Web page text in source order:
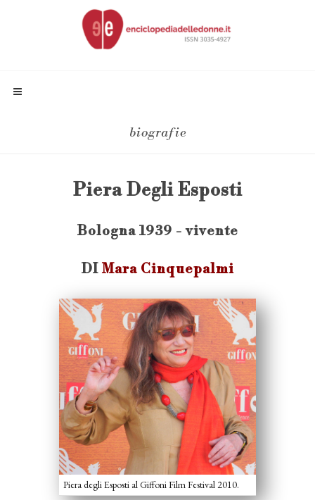
biografie
Piera Degli Esposti
Bologna 1939 - vivente
DI Mara Cinquepalmi
Piera degli Esposti al Giffoni Film Festival 2010.